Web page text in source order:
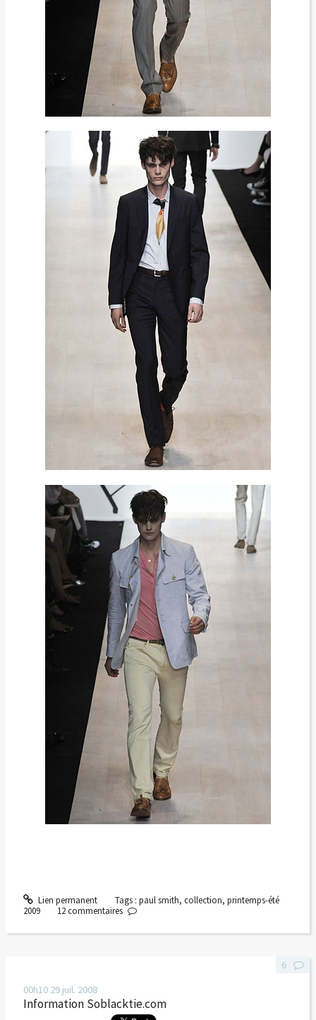
Lien permanent Tags : paul smith, collection, printemps-été
2009
12commentaires
00h10 29 juil. 2008
Information Soblacktie.com
6